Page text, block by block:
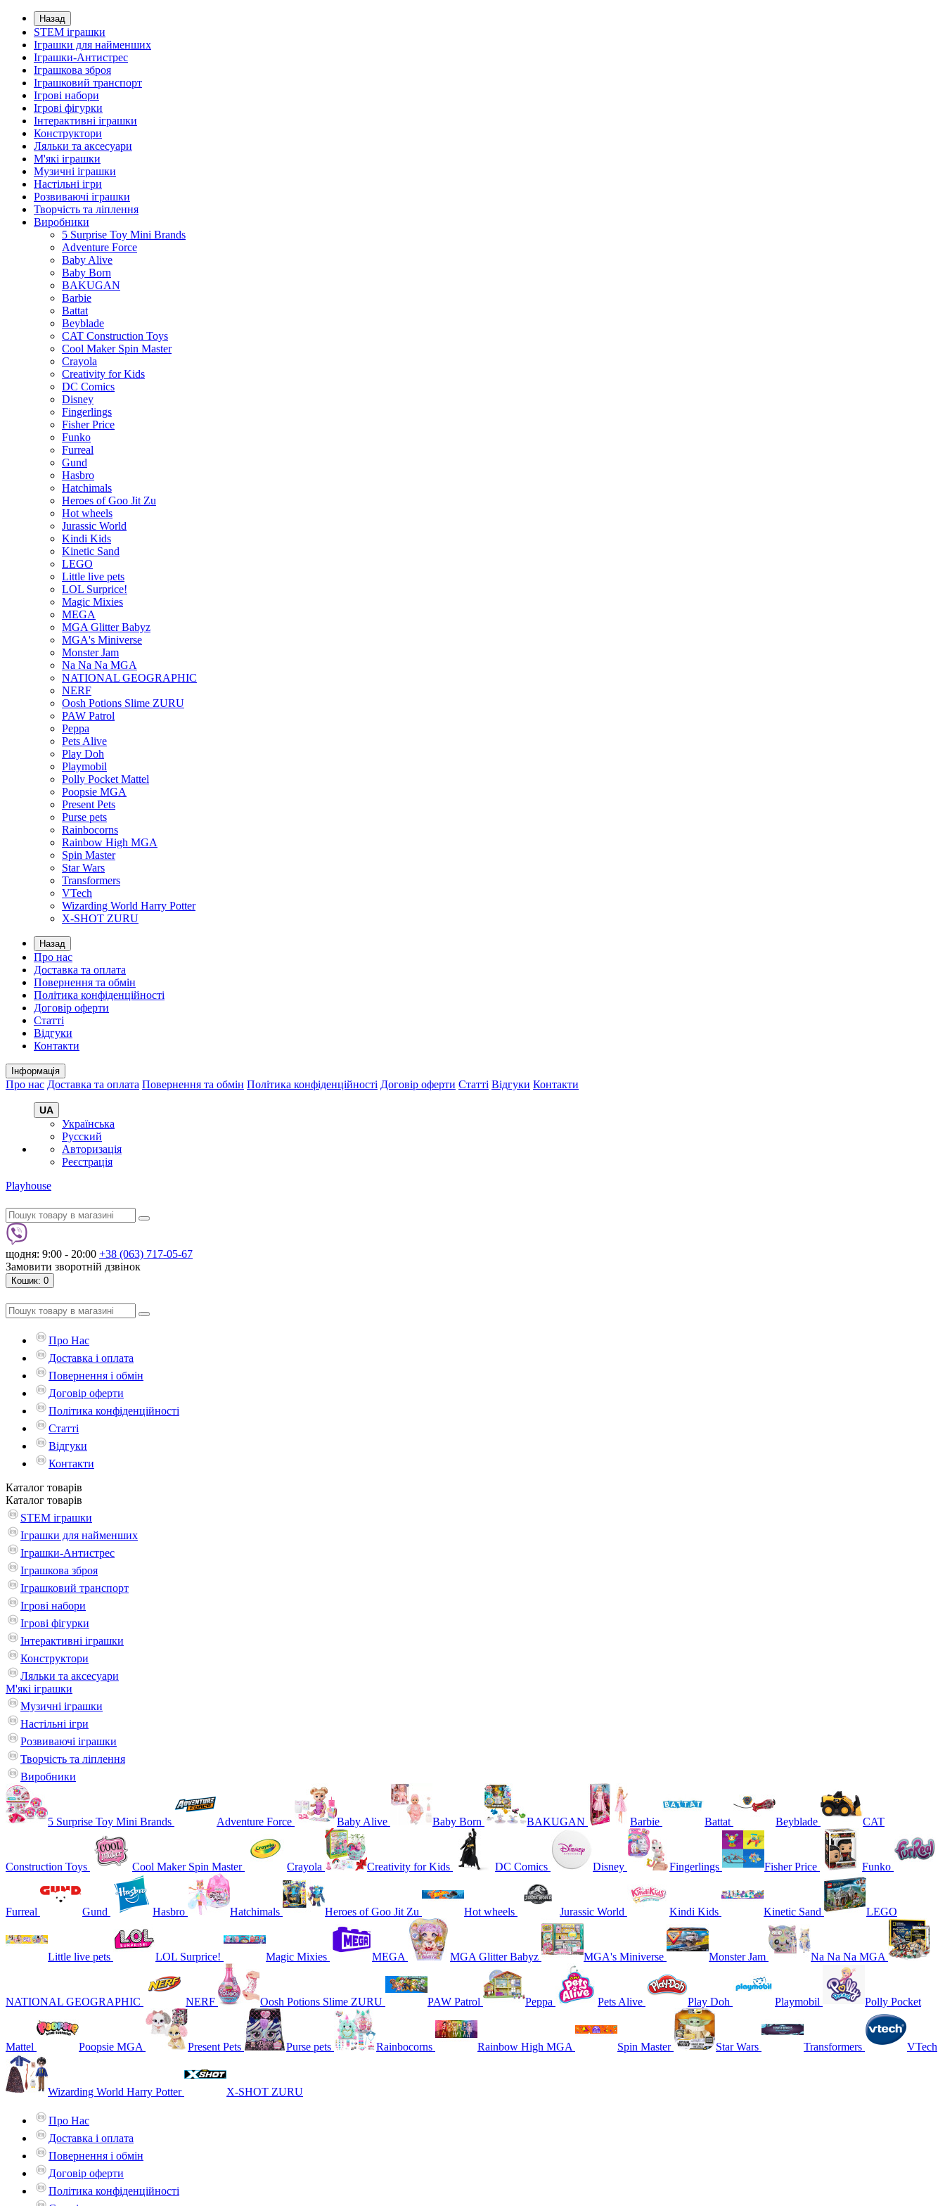
Назад
STEM іграшки
Іграшки для найменших
Іграшки-Антистрес
Іграшкова зброя
Іграшковий транспорт
Ігрові набори
Ігрові фігурки
Інтерактивні іграшки
Конструктори
Ляльки та аксесуари
М'які іграшки
Музичні іграшки
Настільні iгри
Розвиваючі іграшки
Творчість та ліплення
Виробники
5 Surprise Toy Mini Brands
Adventure Force
Baby Alive
Baby Born
BAKUGAN
Barbie
Battat
Beyblade
CAT Construction Toys
Cool Maker Spin Master
Crayola
Creativity for Kids
DC Comics
Disney
Fingerlings
Fisher Price
Funko
Furreal
Gund
Hasbro
Hatchimals
Heroes of Goo Jit Zu
Hot wheels
Jurassic World
Kindi Kids
Kinetic Sand
LEGO
Little live pets
LOL Surprice!
Magic Mixies
MEGA
MGA Glitter Babyz
MGA's Miniverse
Monster Jam
Na Na Na MGA
NATIONAL GEOGRAPHIC
NERF
Oosh Potions Slime ZURU
PAW Patrol
Peppa
Pets Alive
Play Doh
Playmobil
Polly Pocket Mattel
Poopsie MGA
Present Pets
Purse pets
Rainbocorns
Rainbow High MGA
Spin Master
Star Wars
Transformers
VTech
Wizarding World Harry Potter
X-SHOT ZURU
Назад
Про нас
Доставка та оплата
Повернення та обмін
Політика конфіденційності
Договір оферти
Статті
Відгуки
Контакти
Інформація
Про нас Доставка та оплата Повернення та обмін Політика конфіденційності Договір оферти Статті Відгуки Контакти
UA
Українська
Русский
Авторизація
Реєстрація
Playhouse
щодня: 9:00 - 20:00 +38 (063) 717-05-67
Замовити зворотній дзвінок
Кошик: 0
Про Нас
Доставка і оплата
Повернення і обмін
Договір оферти
Політика конфіденційності
Статті
Відгуки
Контакти
Каталог товарів
Каталог товарів
STEM іграшки
Іграшки для найменших
Іграшки-Антистрес
Іграшкова зброя
Іграшковий транспорт
Ігрові набори
Ігрові фігурки
Інтерактивні іграшки
Конструктори
Ляльки та аксесуари
М'які іграшки
Музичні іграшки
Настільні iгри
Розвиваючі іграшки
Творчість та ліплення
Виробники
5 Surprise Toy Mini Brands Adventure Force Baby Alive Baby Born BAKUGAN Barbie Battat Beyblade CAT
Construction Toys Cool Maker Spin Master Crayola Creativity for Kids DC Comics Disney Fingerlings Fisher Price Funko
Furreal Gund Hasbro Hatchimals Heroes of Goo Jit Zu Hot wheels Jurassic World Kindi Kids Kinetic Sand LEGO
Little live pets LOL Surprice! Magic Mixies MEGA MGA Glitter Babyz MGA's Miniverse Monster Jam Na Na Na MGA
NATIONAL GEOGRAPHIC NERF Oosh Potions Slime ZURU PAW Patrol Peppa Pets Alive Play Doh Playmobil Polly Pocket
Mattel Poopsie MGA Present Pets Purse pets Rainbocorns Rainbow High MGA Spin Master Star Wars Transformers VTech
Wizarding World Harry Potter X-SHOT ZURU
Про Нас
Доставка і оплата
Повернення і обмін
Договір оферти
Політика конфіденційності